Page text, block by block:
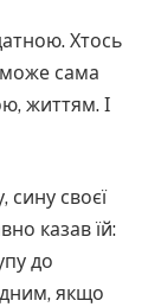
Хтось
сама
життям. І
своєї
казав їй:
до
якщо